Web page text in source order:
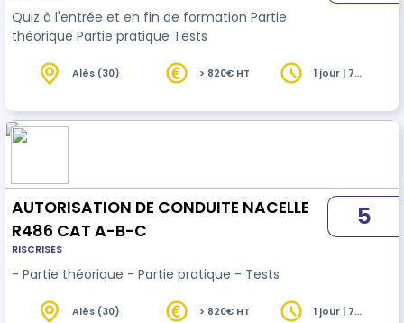
Quiz à l'entrée et en fin de formation Partie
théorique Partie pratique Tests
Alès (30) > 820€ HT
1 jour | 7
AUTORISATION DE CONDUITE NACELLE
R486 CAT A-B-C
RISCRISES
- Partie théorique - Partie pratique - Tests
5
Alès (30) > 820€ HT
1 jour | 7